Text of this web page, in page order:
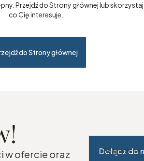
Przejdź do Strony głównej lub skorzystaj
co Cię interesuje.
do Strony głównej
w ofercie oraz
Twój adres
Dołącz do